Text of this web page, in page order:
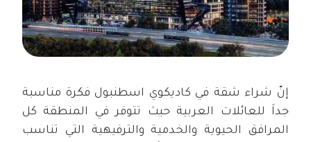
إنّ شراء شقة في كاديكوي اسطنبول فكرة مناسبة
جداَ للعائلات العربية حيث تتوفر في المنطقة كل
المرافق الحيوية والخدمية والترفيهية التي تناسب